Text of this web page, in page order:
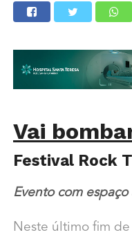
Vai
Festival Rock
Evento com espaço
Neste último fim de